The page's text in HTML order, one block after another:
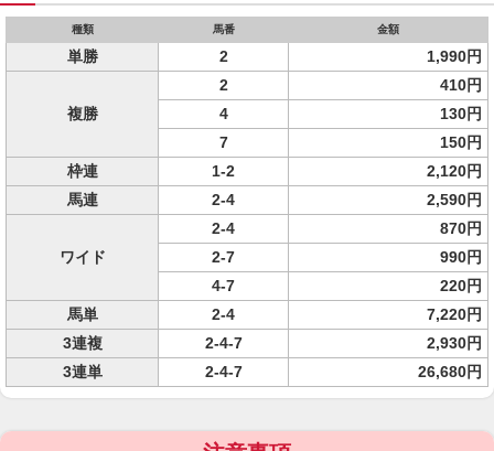
種類 馬番 金額
単勝 2 1,990円
複勝
2
410円
4
130円
7
150円
枠連
1-2
2,120円
馬連
2-4 2,590円
ワイド
2-4
870円
2-7
990円
4-7
220円
馬単
2-4
7,220円
3連複
2-4-7
2,930円
3連単
2-4-7 26,680円